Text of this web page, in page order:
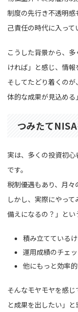
制度の先行き不透明感
己責任の時代に入って
こうした背景から、
ければ」と感じ、情報
そしてたどり着くの
体的な成果が見込める
つみたて
実は、多くの投資初心
です。
税制優遇もあり、月々
しかし、実際にやっ
備えになるの？」とい
積み立てている
運用成績のチェ
他にもっと効率
そんなモヤモヤを感
と成果を出したい」